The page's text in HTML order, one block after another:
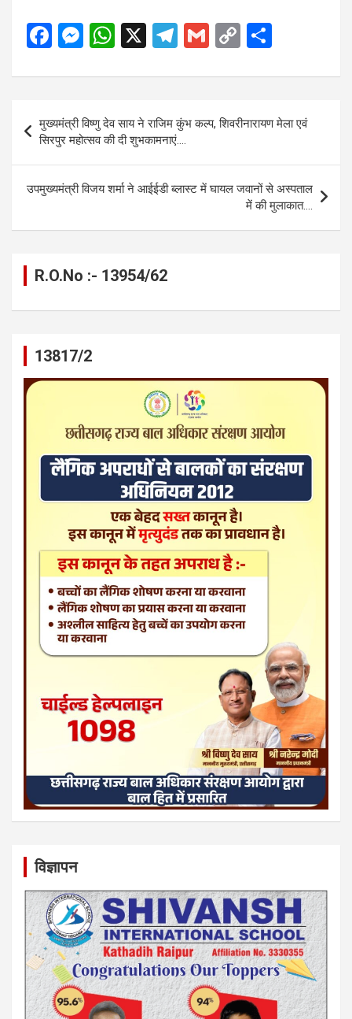
F
ce
b
o
o
k
M
se
n
g
er
W
at
A
p
p
X
T
e
gr
a
m
G
ail
C
py
Li
n
k
ar
e
navigation
मुख्यमंत्री विष्णु देव साय ने राजिम कुंभ कल्प, शिवरीनारायण मेला एवं
सिरपुर महोत्सव की दी शुभकामनाएं….
उपमुख्यमंत्री विजय शर्मा ने आईईडी ब्लास्ट में घायल जवानों से अस्पताल
में की मुलाकात….
R.O.No :- 13954/62
13817/2
विज्ञापन